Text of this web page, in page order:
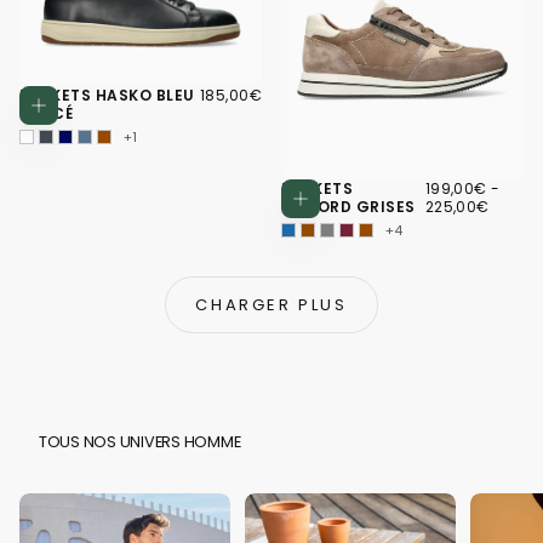
Choisissez des options
BASKETS HASKO BLEU
FONCÉ
185,00€
PRIX
185,00€
+1
Choisissez
BASKETS
GILFORD GRISES
199,00€
PRIX
MINIMUM
199,00€ -
225,00€
+4
CHARGER PLUS
TOUS NOS UNIVERS HOMME